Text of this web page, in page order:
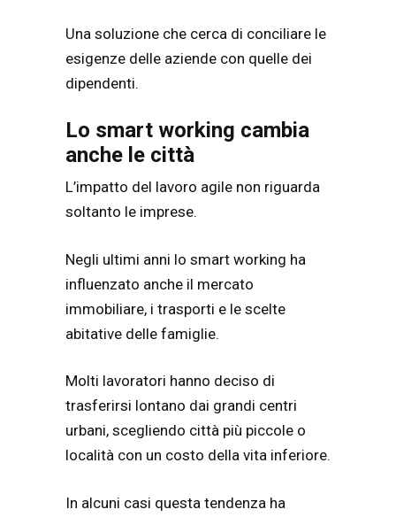
Una soluzione che cerca di conciliare le
esigenze delle aziende con quelle dei
dipendenti.
Lo smart working cambia
anche le città
L’impatto del lavoro agile non riguarda
soltanto le imprese.
Negli ultimi anni lo smart working ha
influenzato anche il mercato
immobiliare, i trasporti e le scelte
abitative delle famiglie.
Molti lavoratori hanno deciso di
trasferirsi lontano dai grandi centri
urbani, scegliendo città più piccole o
località con un costo della vita inferiore.
In alcuni casi questa tendenza ha